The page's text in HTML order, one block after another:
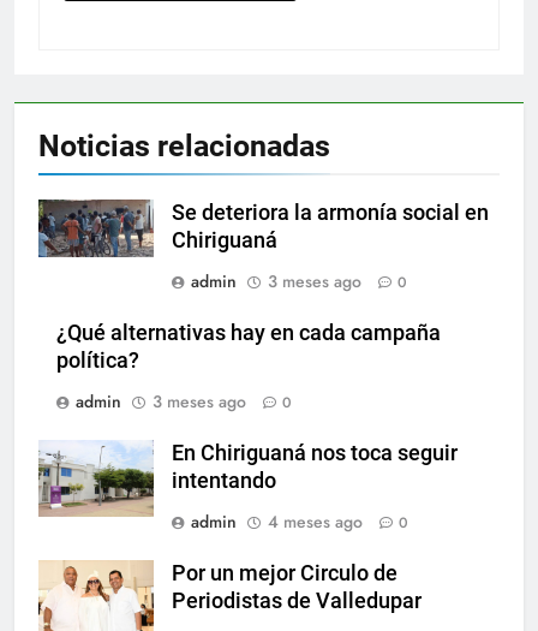
Noticias relacionadas
Se deteriora la armonía social en
Chiriguaná
admin
3 meses ago 0
¿Qué alternativas hay en cada campaña
política?
admin
3 meses ago 0
En Chiriguaná nos toca seguir
intentando
admin
4 meses ago 0
Por un mejor Circulo de
Periodistas de Valledupar